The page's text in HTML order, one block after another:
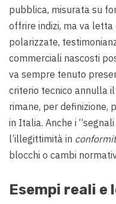
pubblica, misurata su
offrire indizi, ma va letta
polarizzate,
commerciali nascosti
va sempre tenuto
criterio tecnico annulla
rimane, per definizione,
in Italia. Anche i
l’illegittimità in
blocchi o cambi
Esempi reali e